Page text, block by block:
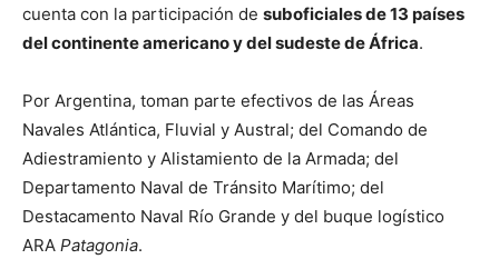
cuenta con la participación de suboficiales de 13 países
del continente americano y del sudeste de África.
Por Argentina, toman parte efectivos de las Áreas
Navales Atlántica, Fluvial y Austral; del Comando de
Adiestramiento y Alistamiento de la Armada; del
Departamento Naval de Tránsito Marítimo; del
Destacamento Naval Río Grande y del buque logístico
ARA Patagonia.